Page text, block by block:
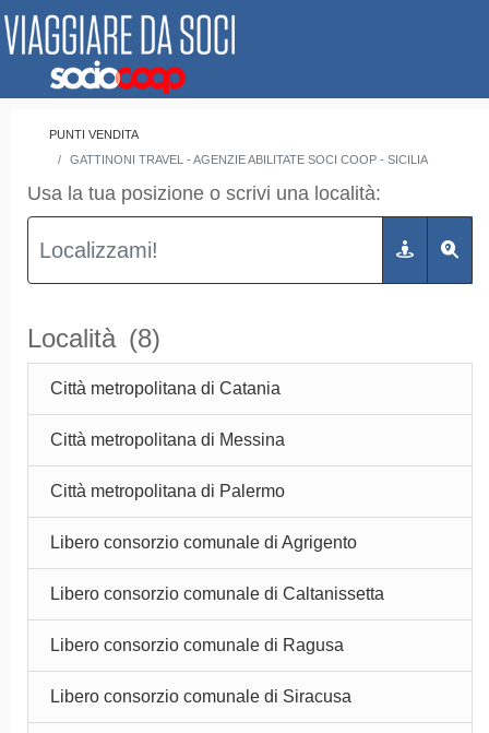
PUNTI VENDITA
GATTINONI TRAVEL - AGENZIE ABILITATE SOCI COOP - SICILIA
Usa la tua posizione o scrivi una località:
Località (8)
Città metropolitana di Catania
Città metropolitana di Messina
Città metropolitana di Palermo
Libero consorzio comunale di Agrigento
Libero consorzio comunale di Caltanissetta
Libero consorzio comunale di Ragusa
Libero consorzio comunale di Siracusa